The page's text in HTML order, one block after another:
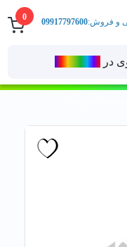
0
در
و فروش:09917797600